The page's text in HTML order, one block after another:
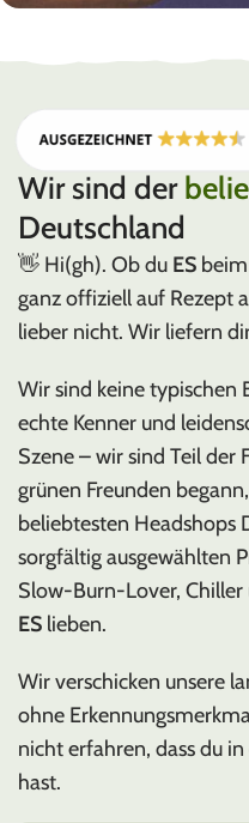
Hergestellt in Deutschland
Wir sind der
Deutschland
👋 Hi(gh). Ob du ES
ganz offiziell auf Rezept
lieber nicht. Wir liefern
Wir sind keine typischen
echte Kenner und
Szene – wir sind Teil der
grünen Freunden
beliebtesten Headshops
sorgfältig ausgewählten
Slow-Burn-Lover, Chiller
ES lieben.
Wir verschicken unsere
ohne
nicht erfahren, dass du
hast.